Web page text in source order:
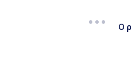
Ο